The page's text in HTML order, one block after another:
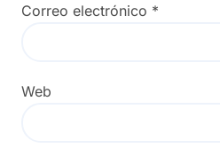
Correo electrónico *
Web